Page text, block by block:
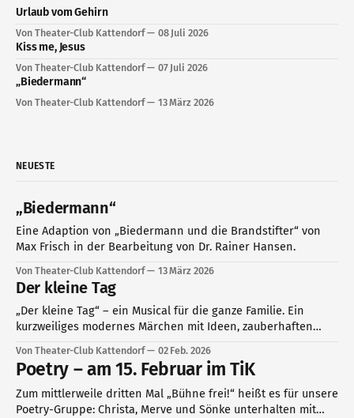
Urlaub vom Gehirn
Von Theater-Club Kattendorf 08 Juli 2026
Kiss me, Jesus
Von Theater-Club Kattendorf 07 Juli 2026
„Biedermann“
Von Theater-Club Kattendorf 13 März 2026
NEUESTE
„Biedermann“
Eine Adaption von „Biedermann und die Brandstifter“ von
Max Frisch in der Bearbeitung von Dr. Rainer Hansen.
Von Theater-Club Kattendorf 13 März 2026
Der kleine Tag
„Der kleine Tag“ – ein Musical für die ganze Familie. Ein
kurzweiliges modernes Märchen mit Ideen, zauberhaften
Hans Niehaus. Auf die Bühne gebracht vom MuT (Musik und
Theater im Alsterland e.V.).
Von Theater-Club Kattendorf 02 Feb. 2026
Poetry – am 15. Februar im TiK
Zum mittlerweile dritten Mal „Bühne frei!“ heißt es für unsere
Poetry-Gruppe: Christa, Merve und Sönke unterhalten mit